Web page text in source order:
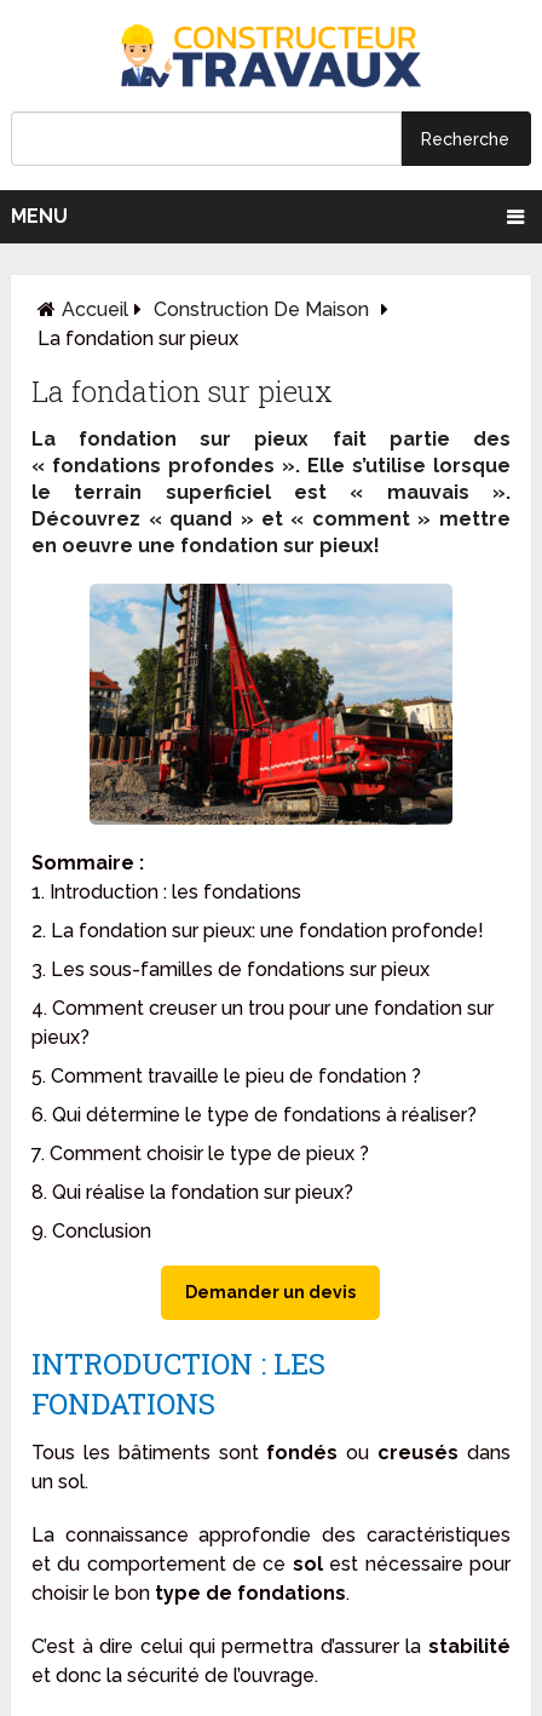
MENU
Accueil
Construction De Maison
La fondation sur pieux
La fondation sur pieux
La fondation sur pieux fait partie des
« fondations profondes ». Elle s’utilise lorsque
le terrain superficiel est « mauvais ».
Découvrez « quand » et « comment » mettre
en oeuvre une fondation sur pieux!
Sommaire :
1. Introduction : les fondations
2. La fondation sur pieux: une fondation profonde!
3. Les sous-familles de fondations sur pieux
4. Comment creuser un trou pour une fondation sur
pieux?
5. Comment travaille le pieu de fondation ?
6. Qui détermine le type de fondations à réaliser?
7. Comment choisir le type de pieux ?
8. Qui réalise la fondation sur pieux?
9. Conclusion
Demander un devis
INTRODUCTION : LES
FONDATIONS
Tous les bâtiments sont fondés ou creusés dans
un sol.
La connaissance approfondie des caractéristiques
et du comportement de ce solest nécessaire pour
choisir le bon type de fondations.
C’est à dire celui qui permettra d’assurer la stabilité
et donc la sécurité de l’ouvrage.